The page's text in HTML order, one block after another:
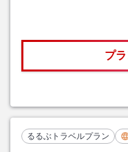
プ
るるぶトラベルプラン